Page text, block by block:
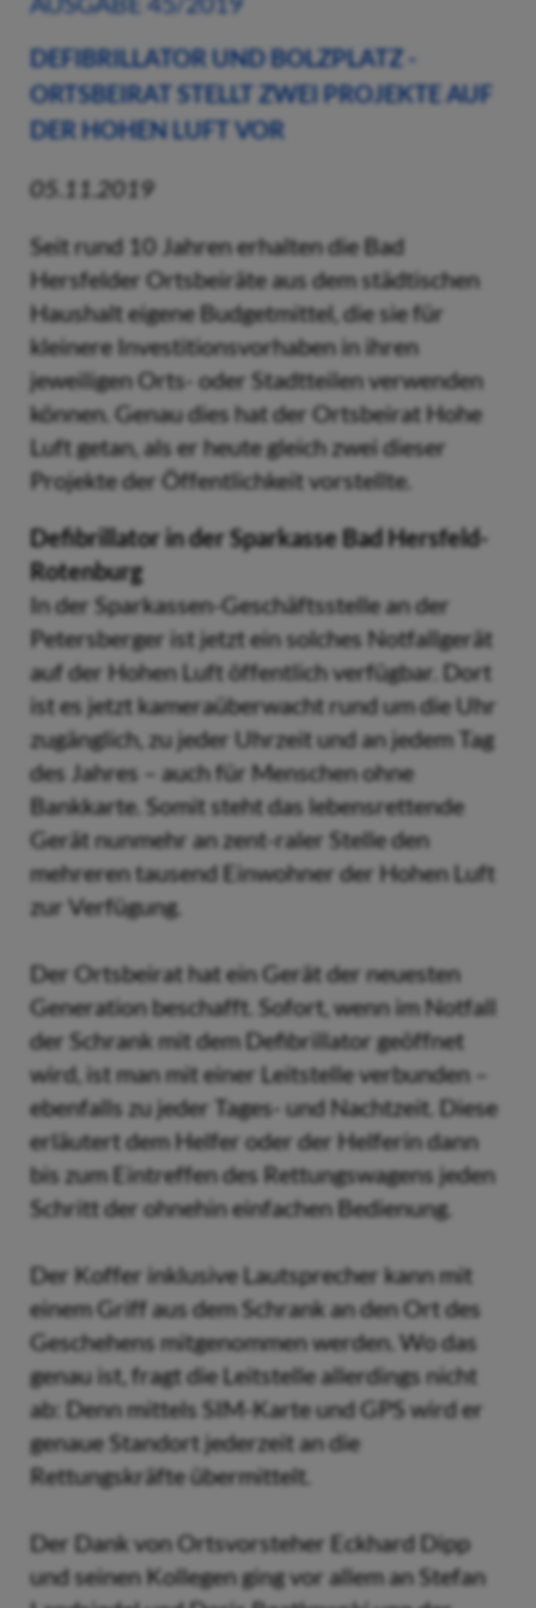
DEFIBRILLATOR UND BOLZPLATZ -
ORTSBEIRAT STELLT ZWEI PROJEKTE AUF
DER HOHEN LUFT VOR
05.11.2019
Seit rund 10 Jahren erhalten die Bad
Hersfelder Ortsbeiräte aus dem städtischen
Haushalt eigene Budgetmittel, die sie für
kleinere Investitionsvorhaben in ihren
jeweiligen Orts- oder Stadtteilen verwenden
können. Genau dies hat der Ortsbeirat Hohe
Luft getan, als er heute gleich zwei dieser
Projekte der Öffentlichkeit vorstellte.
Defibrillator in der Sparkasse Bad Hersfeld-
Rotenburg
In der Sparkassen-Geschäftsstelle an der
Petersberger ist jetzt ein solches Notfallgerät
auf der Hohen Luft öffentlich verfügbar. Dort
ist es jetzt kameraüberwacht rund um die Uhr
zugänglich, zu jeder Uhrzeit und an jedem Tag
des Jahres – auch für Menschen ohne
Bankkarte. Somit steht das lebensrettende
Gerät nunmehr an zent-raler Stelle den
mehreren tausend Einwohner der Hohen Luft
zur Verfügung.
Der Ortsbeirat hat ein Gerät der neuesten
Generation beschafft. Sofort, wenn im Notfall
der Schrank mit dem Defibrillator geöffnet
wird, ist man mit einer Leitstelle verbunden –
ebenfalls zu jeder Tages- und Nachtzeit. Diese
erläutert dem Helfer oder der Helferin dann
bis zum Eintreffen des Rettungswagens jeden
Schritt der ohnehin einfachen Bedienung.
Der Koffer inklusive Lautsprecher kann mit
einem Griff aus dem Schrank an den Ort des
Geschehens mitgenommen werden. Wo das
genau ist, fragt die Leitstelle allerdings nicht
ab: Denn mittels SIM-Karte und GPS wird er
genaue Standort jederzeit an die
Rettungskräfte übermittelt.
Der Dank von Ortsvorsteher Eckhard Dipp
und seinen Kollegen ging vor allem an Stefan